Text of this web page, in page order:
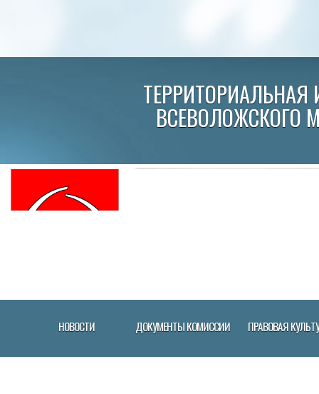
ВСЕВОЛОЖСКОГО
НОВОСТИ ДОКУМЕНТЫ КОМИССИИ ПРАВОВАЯ